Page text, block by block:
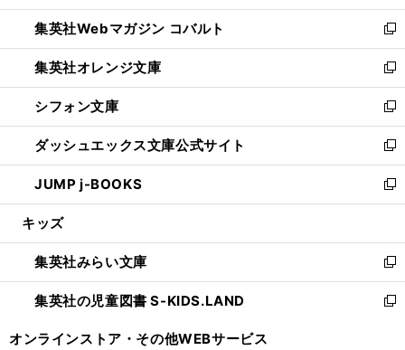
開
く
ウ
で
開
く
ン
ド
ウ
で
開
く
ウ
ィ
ン
ド
ウ
で
開
く
集英社Webマガジン コバルト
新
し
い
ウ
ィ
ン
ド
ウ
で
開
集英社オレンジ文庫
新
し
い
ウ
ィ
ン
ド
ウ
開
く
シフォン文庫
新
し
い
ウ
ィ
ン
ウ
で
開
く
ダッシュエックス文庫公式サイト
新
し
い
ウ
ン
ド
ウ
で
JUMP j-BOOKS
新
し
ウ
ィ
ン
ド
キッズ
集英社みらい文庫
新
し
い
集英社の児童図書 S-KIDS.LAND
新
オンラインストア・ その他WEBサービス